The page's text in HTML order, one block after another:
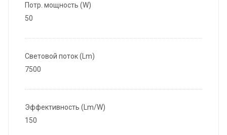
Потр. мощность (W)
50
Световой поток (Lm)
7500
Эффективность (Lm/W)
150